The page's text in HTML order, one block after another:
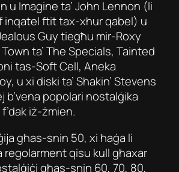
u Imagine ta’ John Lennon (li
inqatel ftit tax-xhur qabel) u
Guy tiegħu mir-Roxy
ta’ The Specials, Tainted
tas-Soft Cell, Aneka
u xi diski ta’ Shakin’ Stevens
b’vena popolari nostalġika
iż-żmien.
għas-snin 50, xi ħaġa li
qisu kull għaxar
għas-snin 60, 70, 80,